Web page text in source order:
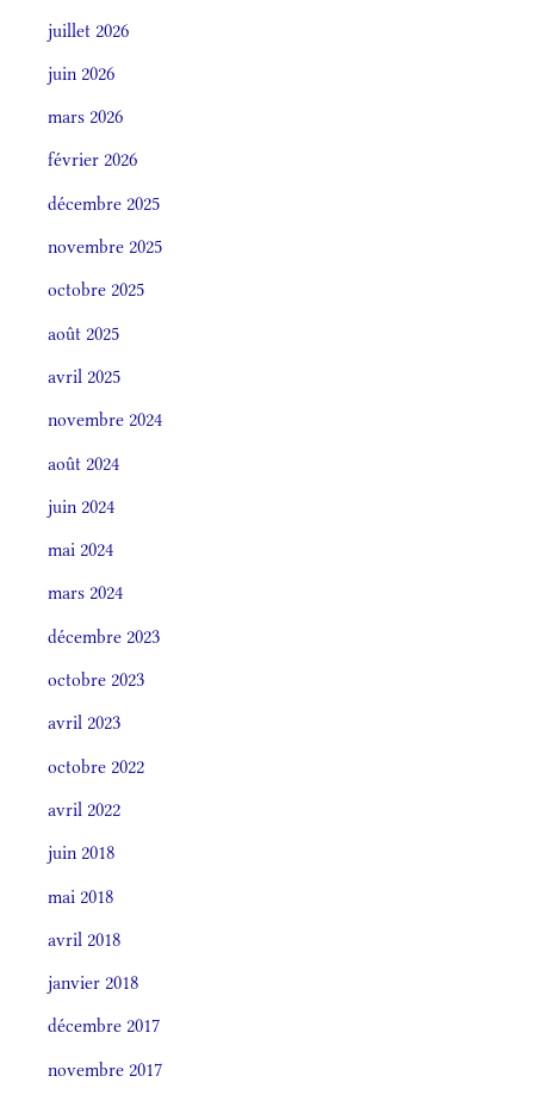
juillet 2026
juin 2026
mars 2026
février 2026
décembre 2025
novembre 2025
octobre 2025
août 2025
avril 2025
novembre 2024
août 2024
juin 2024
mai 2024
mars 2024
décembre 2023
octobre 2023
avril 2023
octobre 2022
avril 2022
juin 2018
mai 2018
avril 2018
janvier 2018
décembre 2017
novembre 2017